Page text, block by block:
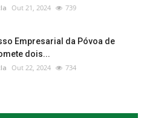
Out 21, 2024 739
Empresarial da Póvoa de
dois...
Out 22, 2024 734